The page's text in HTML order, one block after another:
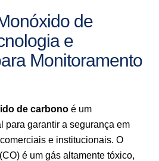
de
e
Monitoramento
de carbono é um
para garantir a segurança em
e institucionais. O
é um gás altamente tóxico,